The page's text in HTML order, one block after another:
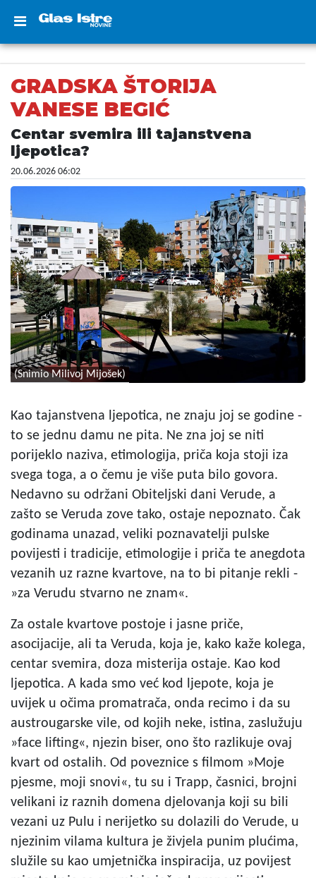
GRADSKA ŠTORIJA
VANESE BEGIĆ
Centar svemira ili tajanstvena
ljepotica?
20.06.2026 06:02
(Snimio Milivoj Mijošek)
Kao tajanstvena ljepotica, ne znaju joj se godine -
to se jednu damu ne pita. Ne zna joj se niti
porijeklo naziva, etimologija, priča koja stoji iza
svega toga, a o čemu je više puta bilo govora.
Nedavno su održani Obiteljski dani Verude, a
zašto se Veruda zove tako, ostaje nepoznato. Čak
godinama unazad, veliki poznavatelji pulske
povijesti i tradicije, etimologije i priča te anegdota
vezanih uz razne kvartove, na to bi pitanje rekli -
»za Verudu stvarno ne znam«.
Za ostale kvartove postoje i jasne priče,
asocijacije, ali ta Veruda, koja je, kako kaže kolega,
centar svemira, doza misterija ostaje. Kao kod
ljepotica. A kada smo već kod ljepote, koja je
uvijek u očima promatrača, onda recimo i da su
austrougarske vile, od kojih neke, istina, zaslužuju
»face lifting«, njezin biser, ono što razlikuje ovaj
kvart od ostalih. Od poveznice s filmom »Moje
pjesme, moji snovi«, tu su i Trapp, časnici, brojni
velikani iz raznih domena djelovanja koji su bili
vezani uz Pulu i nerijetko su dolazili do Verude, u
njezinim vilama kultura je živjela punim plućima,
služile su kao umjetnička inspiracija, uz povijest